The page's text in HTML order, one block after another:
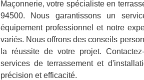
Maçonnerie, votre spécialiste en
94500. Nous garantissons un
équipement professionnel et notre
variés. Nous offrons des conseils
la réussite de votre projet.
services de terrassement et
précision et efficacité.